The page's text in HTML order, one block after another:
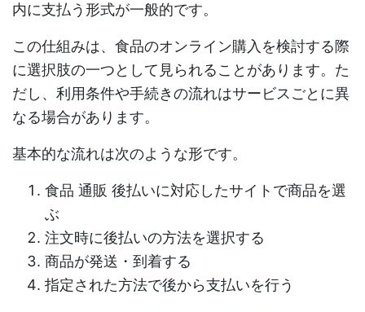
内に支払う形式が一般的です。
この仕組みは、食品のオンライン購入を検討する際
に選択肢の一つとして見られることがあります。た
だし、利用条件や手続きの流れはサービスごとに異
なる場合があります。
基本的な流れは次のような形です。
食品 通販 後払いに対応したサイトで商品を選
ぶ
注文時に後払いの方法を選択する
商品が発送・到着する
指定された方法で後から支払いを行う